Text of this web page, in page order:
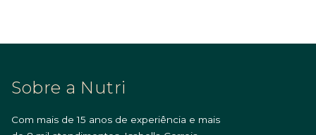
Sobre a Nutri
Com mais de 15 anos de experiência e mais